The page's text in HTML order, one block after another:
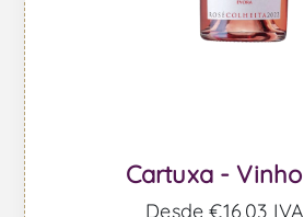
Cartuxa -
Desde €16,03